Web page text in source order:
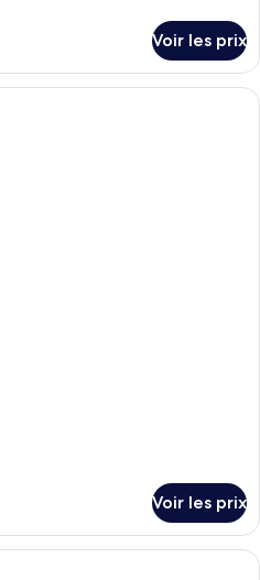
Voir les prix
Voir les prix